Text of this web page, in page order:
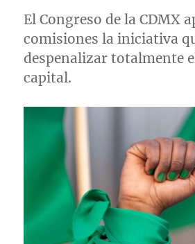
El Congreso de la CDMX
comisiones la iniciativa
despenalizar totalmente
capital.